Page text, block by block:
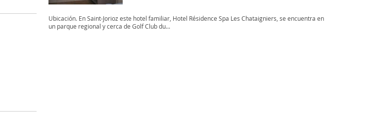
Ubicación. En Saint-Jorioz este hotel familiar, Hotel Résidence Spa Les Chataigniers, se encuentra en
un parque regional y cerca de Golf Club du...